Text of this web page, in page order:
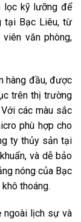
lọc kỹ lưỡng để
tại Bạc Liêu, từ
văn phòng,
hàng đầu, được
trên thị trường
các màu sắc
phù hợp cho
ty thủy sản tại
và dễ bảo
nóng của Bạc
thoáng.
ngoài lịch sự và